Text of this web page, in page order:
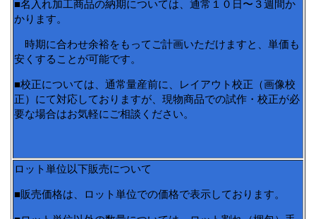
■名入れ加工商品の納期については、通常１０日〜３週間か
かります。
時期に合わせ余裕をもってご計画いただけますと、単価も
安くすることが可能です。
■校正については、通常量産前に、レイアウト校正（画像校
正）にて対応しておりますが、現物商品での試作・校正が必
要な場合はお気軽にご相談ください。
ロット単位以下販売について
■販売価格は、ロット単位での価格で表示しております。